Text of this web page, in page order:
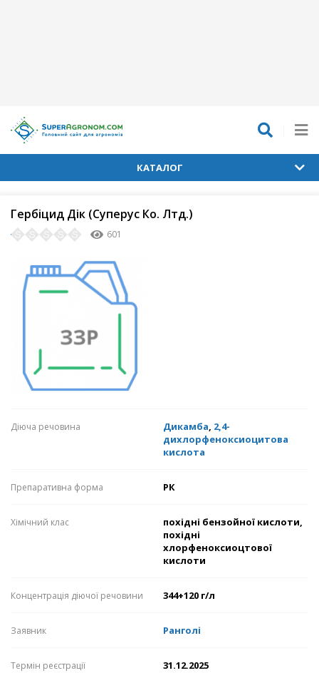
КАТАЛОГ
Гербіцид Дік (Суперус Ко. Лтд.)
601
Діюча речовина Дикамба, 2,4-
дихлорфеноксиоцитова
кислота
Препаративна форма РК
Хімічний клас
похідні бензойної кислоти,
похідні
хлорфеноксиоцтової
кислоти
Концентрація діючої речовини 344+120 г/л
Заявник Ранголі
Термін реєстрації 31.12.2025